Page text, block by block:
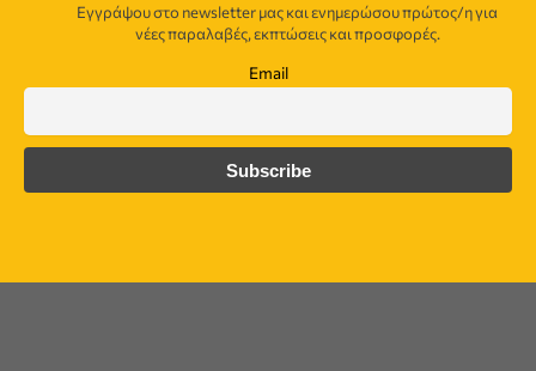
Εγγράψου στο newsletter μας και ενημερώσου πρώτος/η για
νέες παραλαβές, εκπτώσεις και προσφορές.
Email